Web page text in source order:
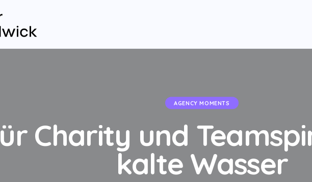
AGENCY MOMENTS
Charity und
kalte Wasser